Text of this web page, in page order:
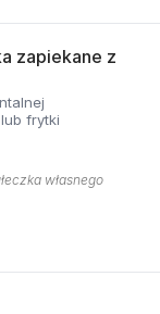
zapiekane z
frytki
własnego